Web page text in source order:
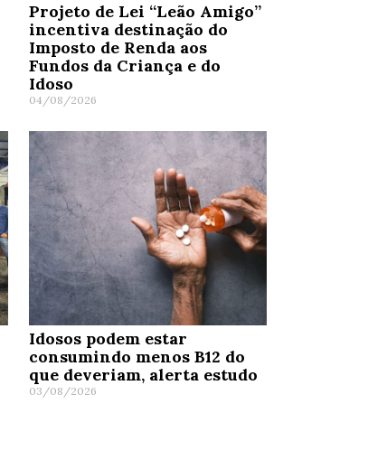
Projeto de Lei “Leão Amigo”
incentiva destinação do
Imposto de Renda aos
Fundos da Criança e do
Idoso
04/08/2026
Idosos podem estar
consumindo menos B12 do
que deveriam, alerta estudo
03/08/2026